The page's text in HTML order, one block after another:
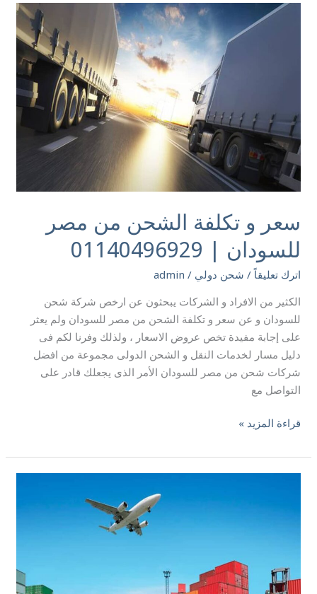
سعر و تكلفة الشحن من مصر
للسودان | 01140496929
اترك تعليقاً / شحن دولي /
admin
الكثير من الافراد و الشركات يبحثون عن ارخص شركة شحن
للسودان و عن سعر و تكلفة الشحن من مصر للسودان ولم يعثر
على إجابة مفيدة تخص عروض الاسعار ، ولذلك وفرنا لكم فى
دليل مسار لخدمات النقل و الشحن الدولى مجموعة من افضل
شركات شحن من مصر للسودان الأمر الذى يجعلك قادر على
التواصل مع
سعر
للسودان
01140496929
قراءة المزيد »
من
كندا
|